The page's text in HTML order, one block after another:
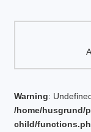
Warning:
/home/husgrund/
child/